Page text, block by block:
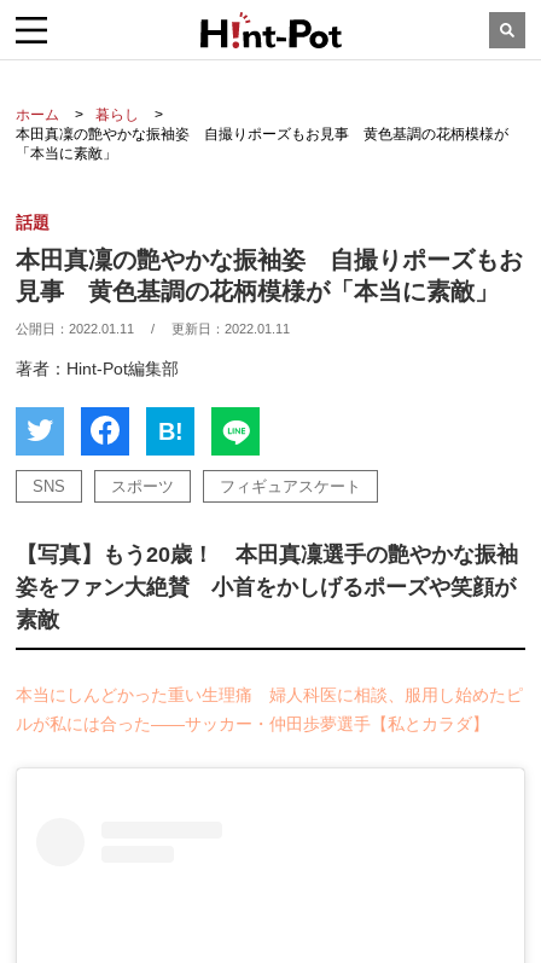
ホーム
暮らし
本田真凜の艶やかな振袖姿 自撮りポーズもお見事 黄色基調の花柄模様が
「本当に素敵」
話題
本田真凜の艶やかな振袖姿 自撮りポーズもお
見事 黄色基調の花柄模様が「本当に素敵」
公開日：2022.01.11 / 更新日：2022.01.11
著者：Hint-Pot編集部
B!
SNS スポーツ フィギュアスケート
【写真】もう20歳！ 本田真凜選手の艶やかな振袖
姿をファン大絶賛 小首をかしげるポーズや笑顔が
素敵
本当にしんどかった重い生理痛 婦人科医に相談、服用し始めたピ
ルが私には合った――サッカー・仲田歩夢選手【私とカラダ】